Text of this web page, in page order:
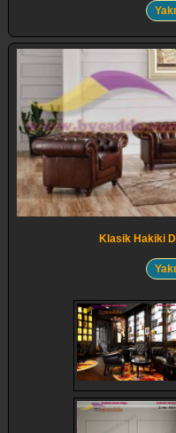
Klasik Hakiki